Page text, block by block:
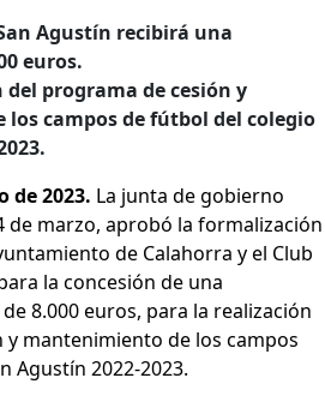
Agustín recibirá una
euros.
programa de cesión y
campos de fútbol del colegio
de 2023. La junta de gobierno
de marzo, aprobó la formalización
de Calahorra y el Club
la concesión de una
8.000 euros, para la realización
mantenimiento de los campos
Agustín 2022-2023.